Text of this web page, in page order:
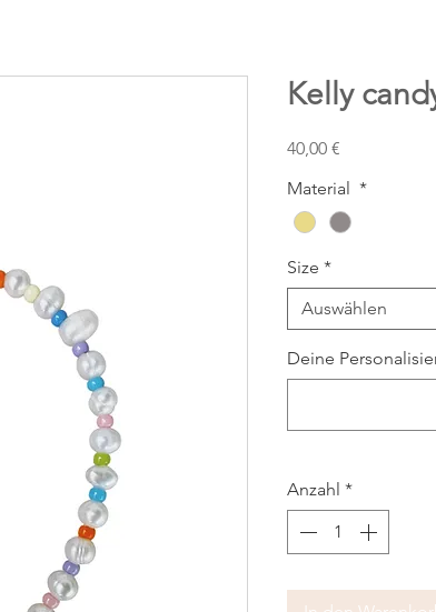
Kelly
40,00 €
Material *
Size *
Auswählen
Deine
Anzahl *